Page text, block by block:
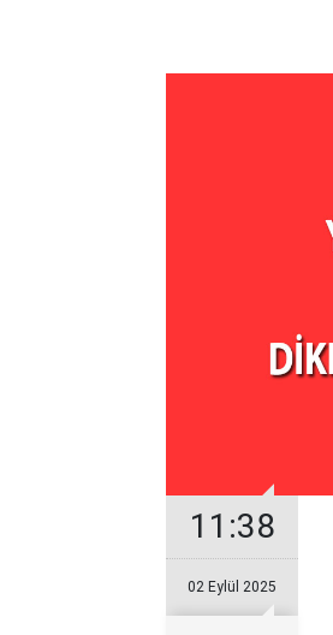
11:38
02 Eylül 2025